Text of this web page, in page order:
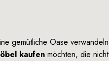
gemütliche Oase
kaufen möchten, die